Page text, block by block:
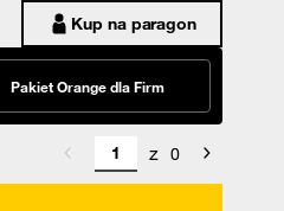
Kup na paragon
Pakiet Orange dla Firm
z 0